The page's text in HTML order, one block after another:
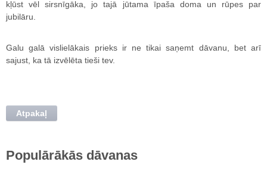
kļūst vēl sirsnīgāka, jo tajā jūtama īpaša doma un rūpes par
jubilāru.
Galu galā vislielākais prieks ir ne tikai saņemt dāvanu, bet arī
sajust, ka tā izvēlēta tieši tev.
Atpakaļ
Populārākās dāvanas